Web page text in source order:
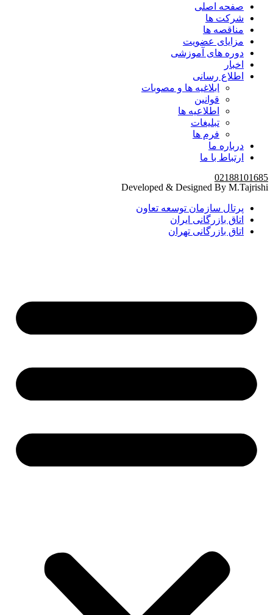
صفحه اصلی
شرکت ها
مناقصه ها
مزایای عضویت
دوره های آموزشی
اخبار
اطلاع رسانی
ابلاغیه ها و مصوبات
قوانین
اطلاعیه ها
تبلیغات
فرم ها
درباره ما
ارتباط با ما
02188101685
Developed & Designed By M.Tajrishi
پرتال سازمان توسعه تعاون
اتاق بازرگانی ایران
اتاق بازرگانی تهران